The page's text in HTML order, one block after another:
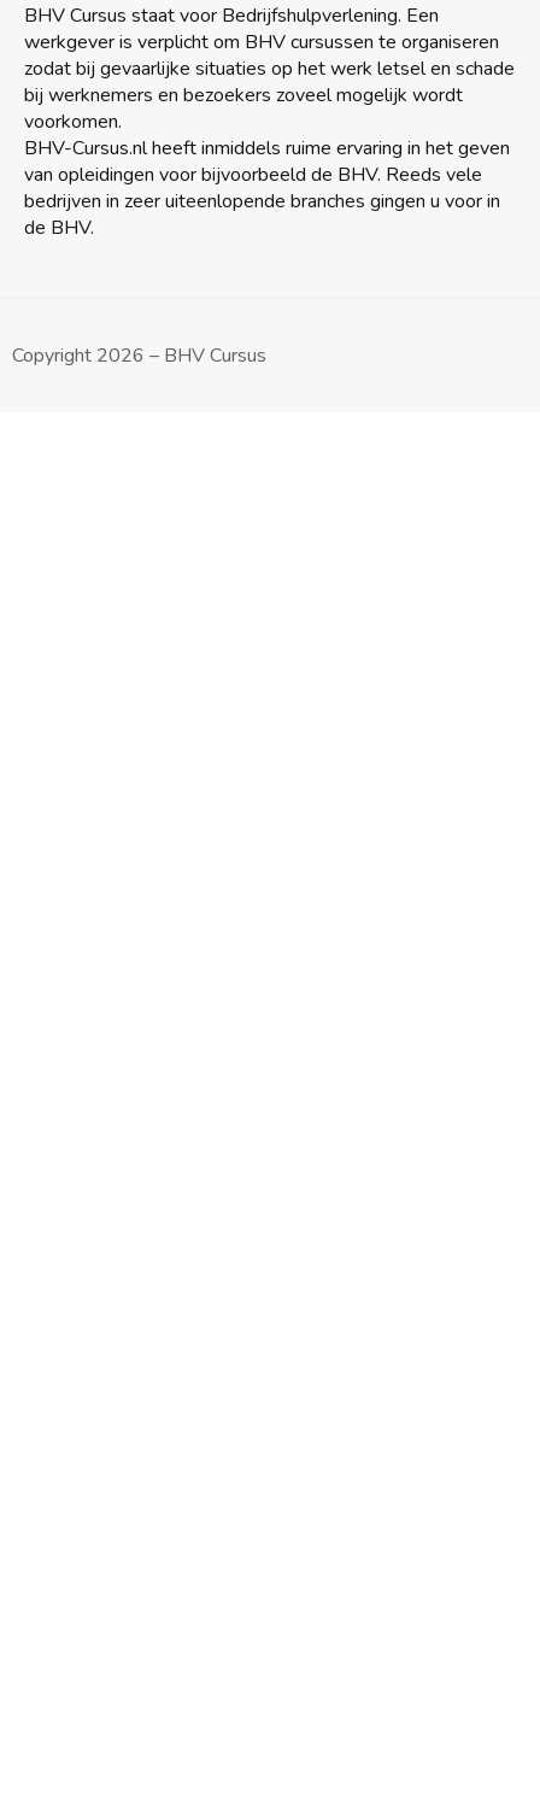
BHV Cursus staat voor Bedrijfshulpverlening. Een
werkgever is verplicht om BHV cursussen te organiseren
zodat bij gevaarlijke situaties op het werk letsel en schade
bij werknemers en bezoekers zoveel mogelijk wordt
voorkomen.
BHV-Cursus.nl heeft inmiddels ruime ervaring in het geven
van opleidingen voor bijvoorbeeld de BHV. Reeds vele
bedrijven in zeer uiteenlopende branches gingen u voor in
de BHV.
Copyright 2026 – BHV Cursus